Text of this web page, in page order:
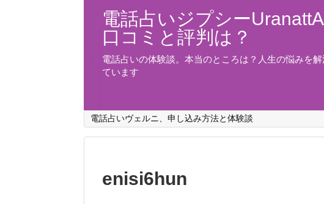
電話占いジプシー
口コミと評判は？
電話占いの体験談。本当のところは？人生の悩みを
ています
電話占いヴェルニ、申し込み方法と体験談
enisi6hun